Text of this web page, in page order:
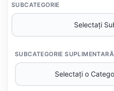
SUBCATEGORIE
SUBCATEGORIE SUPLIMENTARĂ